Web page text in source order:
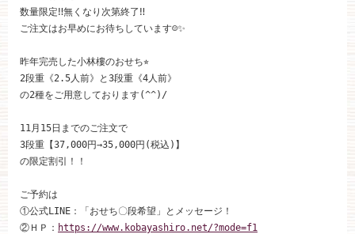
0258-66-3155
11:00～19:00（火、水曜定休）
ブライダルフェア
数量限定‼️無くなり次第終了‼️
ご注文はお早めにお待ちしています☺️✨
昨年完売した小林樓のおせち⭐︎
2段重《2.5人前》と3段重《4人前》
の2種をご用意しております(^^)/
11月15日までのご注文で
3段重【37,000円→35,000円(税込)】
の限定割引！！
ご予約は
①公式LINE：「おせち〇段希望」とメッセージ！
②ＨＰ： https://www.kobayashiro.net/?mode=f1